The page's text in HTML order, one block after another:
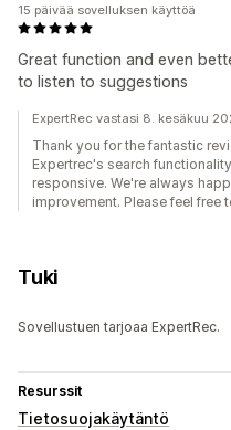
Great function and even
to listen to suggestions
15 päivää sovelluksen käyttöä
ExpertRec vastasi 8. kesäkuu
Thank you for the fantastic
Expertrec's search
responsive. We're always
improvement. Please feel free
Tuki
Sovellustuen tarjoaa ExpertRec.
Resurssit
Tietosuojakäytäntö